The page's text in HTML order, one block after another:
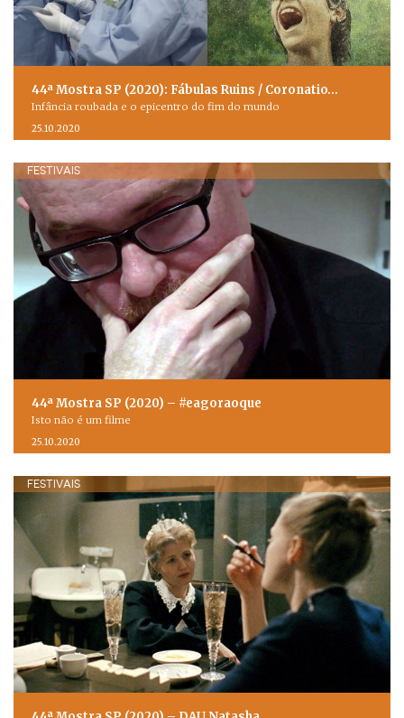
44ª Mostra SP (2020): Fábulas Ruins / Coronatio…
Infância roubada e o epicentro do fim do mundo
25.10.2020
FESTIVAIS
44ª Mostra SP (2020) – #eagoraoque
Isto não é um filme
25.10.2020
FESTIVAIS